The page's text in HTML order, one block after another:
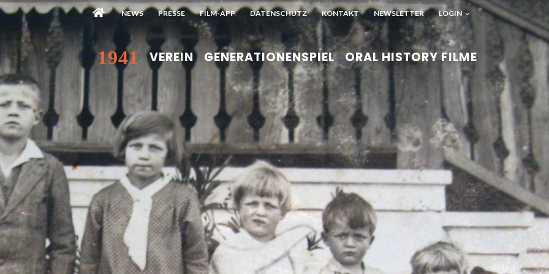
NEWS PRESSE FILM-APP DATENSCHUTZ KONTAKT NEWSLETTER LOGIN
1941 VEREIN GENERATIONENSPIEL ORAL HISTORY FILME